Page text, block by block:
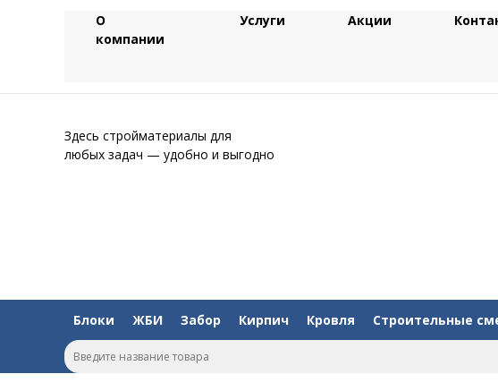
О
компании
Услуги Акции
Здесь стройматериалы для
любых задач — удобно и выгодно
Блоки ЖБИ Забор Кирпич Кровля Строительные